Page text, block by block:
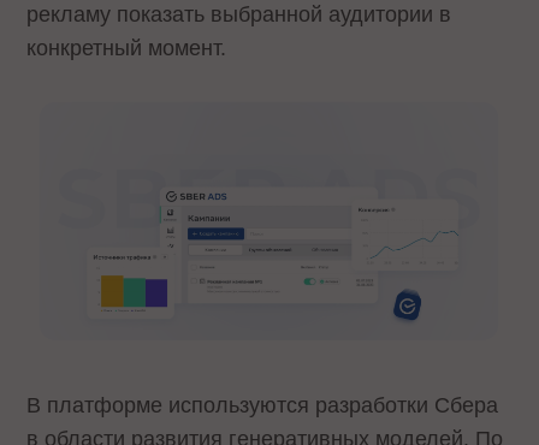
рекламу показать выбранной аудитории в
конкретный момент.
В платформе используются разработки Сбера
в области развития генеративных моделей. По